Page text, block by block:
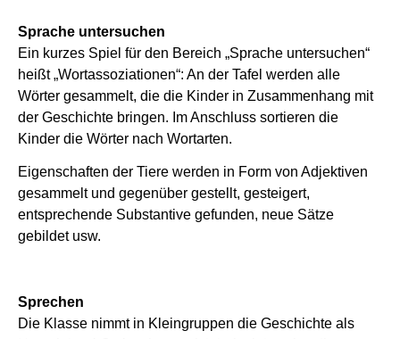
Sprache untersuchen
Ein kurzes Spiel für den Bereich „Sprache untersuchen“
heißt „Wortassoziationen“: An der Tafel werden alle
Wörter gesammelt, die die Kinder in Zusammenhang mit
der Geschichte bringen. Im Anschluss sortieren die
Kinder die Wörter nach Wortarten.
Eigenschaften der Tiere werden in Form von Adjektiven
gesammelt und gegenüber gestellt, gesteigert,
entsprechende Substantive gefunden, neue Sätze
gebildet usw.
Sprechen
Die Klasse nimmt in Kleingruppen die Geschichte als